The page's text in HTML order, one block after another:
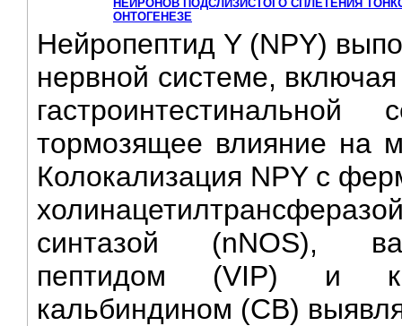
НЕЙРОНОВ ПОДСЛИЗИСТОГО СПЛЕТЕНИЯ
ОНТОГЕНЕЗЕ
Нейропептид Y (NPY)
нервной системе,
тормозящее влияние на
Колокализация NPY с
синтазой (nNOS),
пептидом (VIP) и
кальбиндином (СВ)